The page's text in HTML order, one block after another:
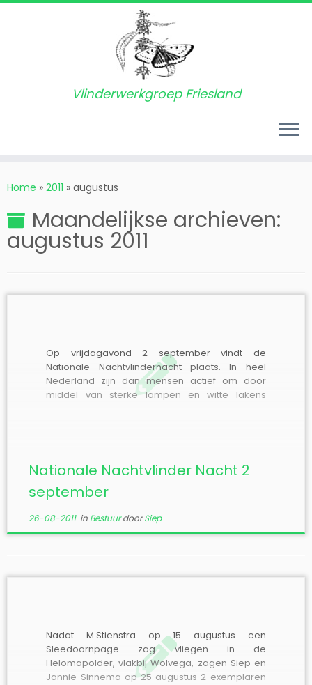
naar
Vlinderwerkgroep Friesland
Home » 2011 » augustus
Maandelijkse archieven:
augustus 2011
Op vrijdagavond 2 september vindt de
Nationale Nachtvlindernacht plaats. In heel
Nederland zijn dan mensen actief om door
middel van sterke lampen en witte lakens
Nationale Nachtvlinder Nacht 2
september
26-08-2011in BestuurdoorSiep
Nadat M.Stienstra op 15 augustus een
Sleedoornpage zag vliegen in de
Helomapolder, vlakbij Wolvega, zagen Siep en
Jannie Sinnema op 25 augustus 2 exemplaren